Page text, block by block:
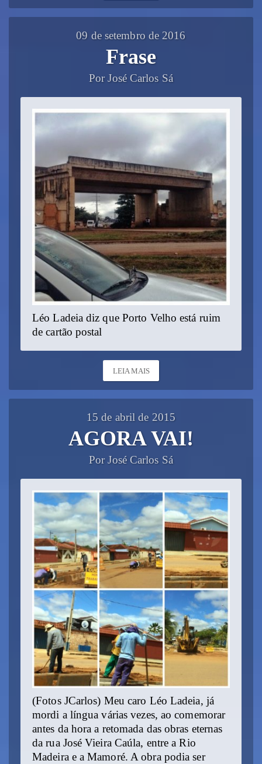
09 de setembro de 2016
Frase
Por José Carlos Sá
Léo Ladeia diz que Porto Velho está ruim
de cartão postal
LEIA MAIS
15 de abril de 2015
AGORA VAI!
Por José Carlos Sá
(Fotos JCarlos) Meu caro Léo Ladeia, já
mordi a língua várias vezes, ao comemorar
antes da hora a retomada das obras eternas
da rua José Vieira Caúla, entre a Rio
Madeira e a Mamoré. A obra podia ser